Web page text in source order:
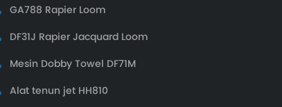
GA788 Rapier Loom
DF31J Rapier Jacquard Loom
Mesin Dobby Towel DF71M
Alat tenun jet HH810